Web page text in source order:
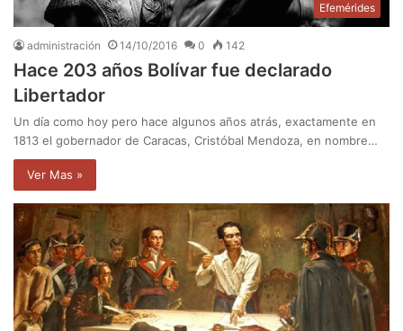
Efemérides
administración 14/10/2016 0 142
Hace 203 años Bolívar fue declarado
Libertador
Un día como hoy pero hace algunos años atrás, exactamente en
1813 el gobernador de Caracas, Cristóbal Mendoza, en nombre…
Ver Mas »